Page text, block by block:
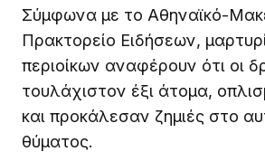
Σύμφωνα με το Αθηναϊκό-
Πρακτορείο Ειδήσεων,
περιοίκων αναφέρουν ότι οι
τουλάχιστον έξι άτομα,
και προκάλεσαν ζημιές στο
θύματος.